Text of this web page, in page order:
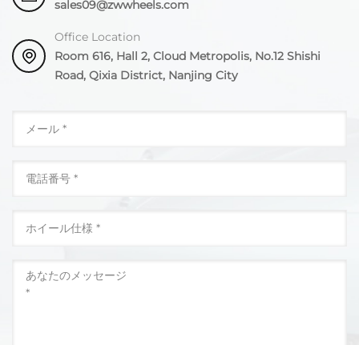
sales09@zwwheels.com
Office Location
Room 616, Hall 2, Cloud Metropolis, No.12 Shishi
Road, Qixia District, Nanjing City